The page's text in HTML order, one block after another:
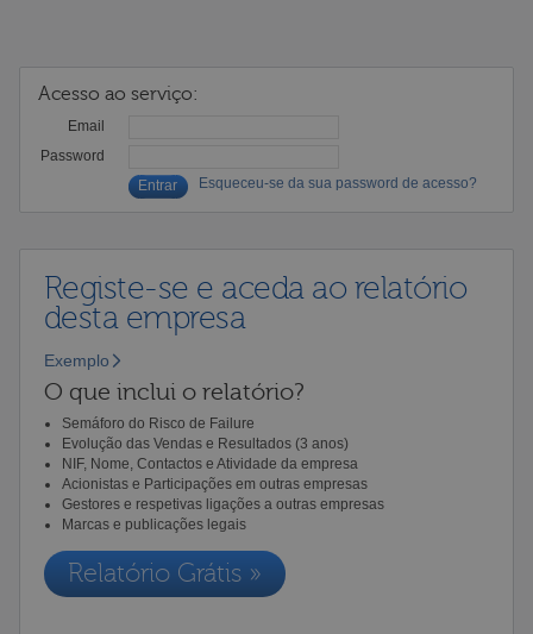
Acesso ao serviço:
Email
Password
Esqueceu-se da sua password de acesso?
Registe-se e aceda ao relatório
desta empresa
Exemplo
O que inclui o relatório?
Semáforo do Risco de Failure
Evolução das Vendas e Resultados (3 anos)
NIF, Nome, Contactos e Atividade da empresa
Acionistas e Participações em outras empresas
Gestores e respetivas ligações a outras empresas
Marcas e publicações legais
Relatório Grátis »